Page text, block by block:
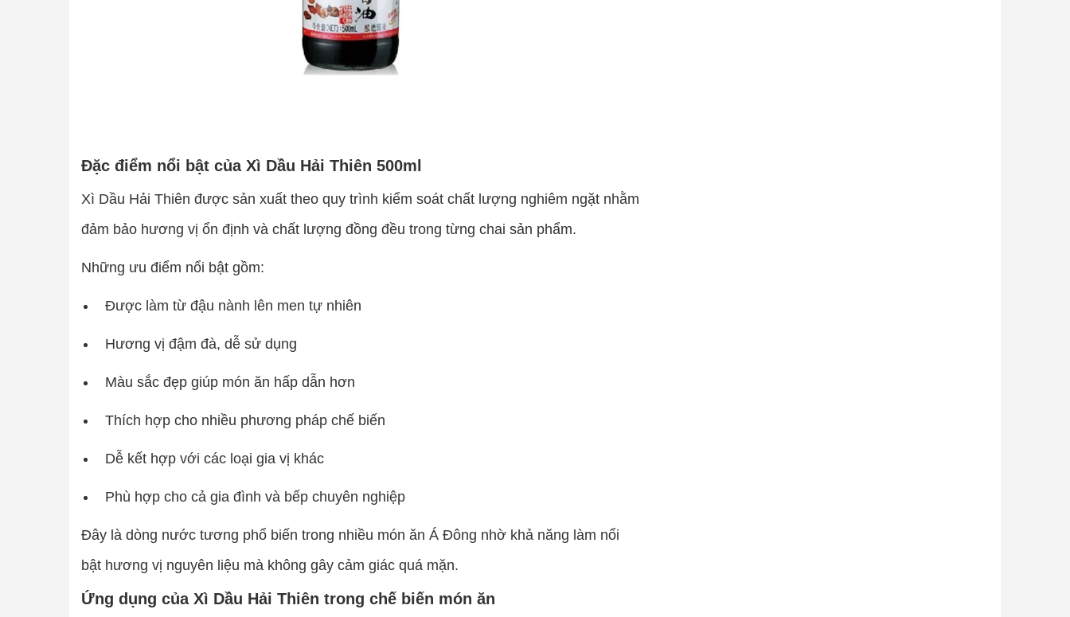
Đặc điểm nổi bật của Xì Dầu Hải Thiên 500ml
Xì Dầu Hải Thiên được sản xuất theo quy trình kiểm soát chất lượng nghiêm ngặt nhằm
đảm bảo hương vị ổn định và chất lượng đồng đều trong từng chai sản phẩm.
Những ưu điểm nổi bật gồm:
Được làm từ đậu nành lên men tự nhiên
Hương vị đậm đà, dễ sử dụng
Màu sắc đẹp giúp món ăn hấp dẫn hơn
Thích hợp cho nhiều phương pháp chế biến
Dễ kết hợp với các loại gia vị khác
Phù hợp cho cả gia đình và bếp chuyên nghiệp
Đây là dòng nước tương phổ biến trong nhiều món ăn Á Đông nhờ khả năng làm nổi
bật hương vị nguyên liệu mà không gây cảm giác quá mặn.
Ứng dụng của Xì Dầu Hải Thiên trong chế biến món ăn